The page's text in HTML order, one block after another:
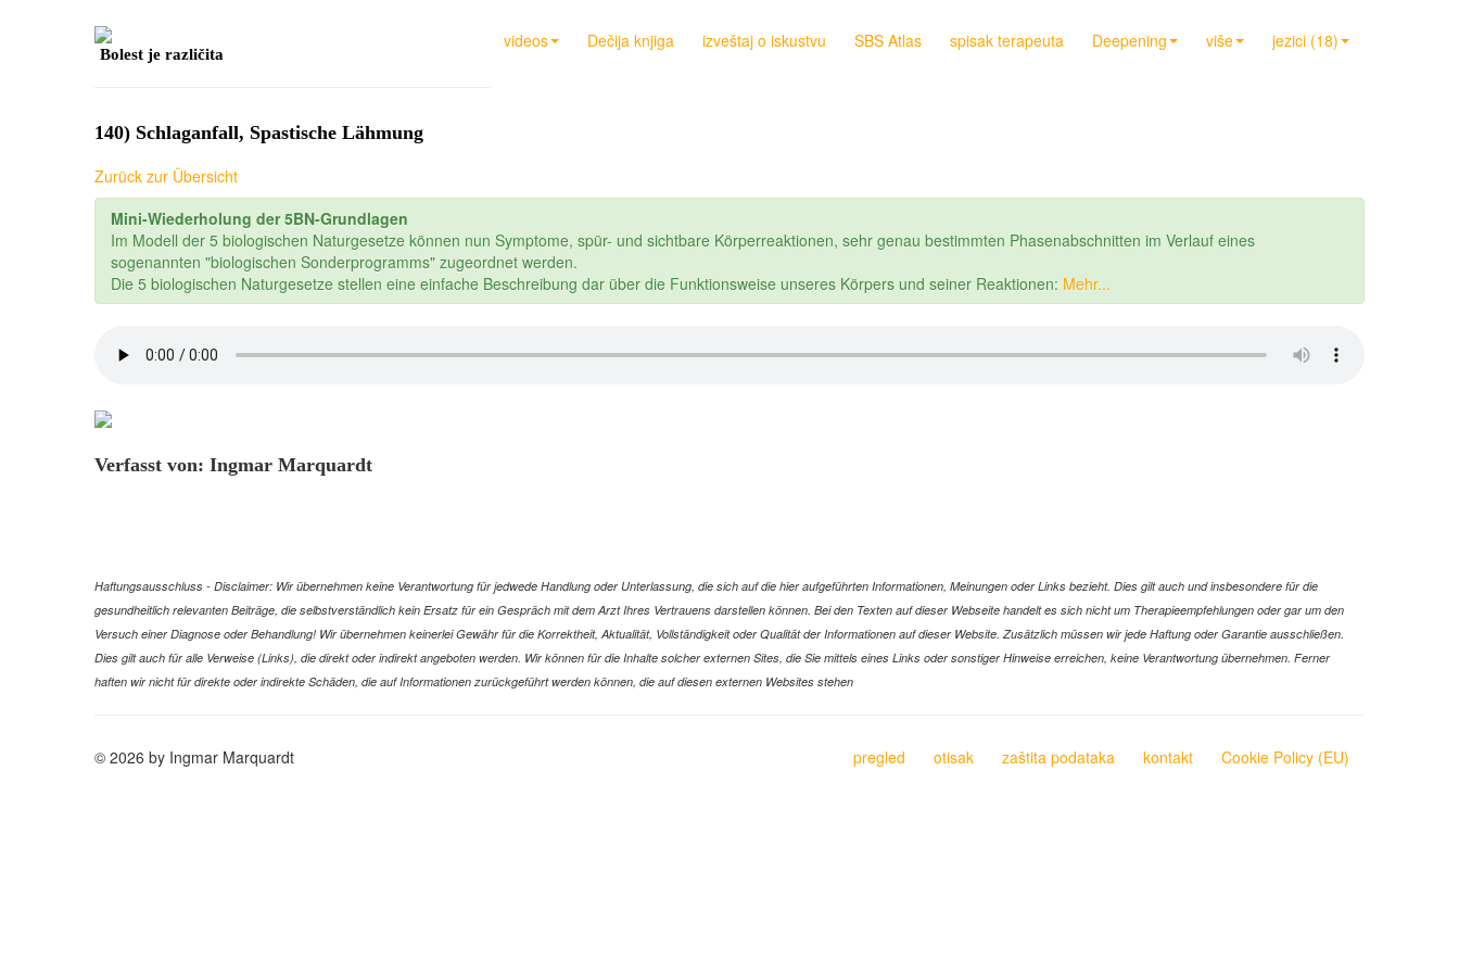
videos Dečija knjiga izveštaj o iskustvu SBS Atlas spisak terapeuta Deepening više jezici (18)
Bolest je različita
140) Schlaganfall, Spastische Lähmung
Zurück zur Übersicht
Mini-Wiederholung der 5BN-Grundlagen
Im Modell der 5 biologischen Naturgesetze können nun Symptome, spür- und sichtbare Körperreaktionen, sehr genau bestimmten Phasenabschnitten im Verlauf eines
sogenannten "biologischen Sonderprogramms" zugeordnet werden.
Die 5 biologischen Naturgesetze stellen eine einfache Beschreibung dar über die Funktionsweise unseres Körpers und seiner Reaktionen: Mehr...
Verfasst von: Ingmar Marquardt
Haftungsausschluss - Disclaimer: Wir übernehmen keine Verantwortung für jedwede Handlung oder Unterlassung, die sich auf die hier aufgeführten Informationen, Meinungen oder Links bezieht. Dies gilt auch und insbesondere für die
gesundheitlich relevanten Beiträge, die selbstverständlich kein Ersatz für ein Gespräch mit dem Arzt Ihres Vertrauens darstellen können. Bei den Texten auf dieser Webseite handelt es sich nicht um Therapieempfehlungen oder gar um den
Versuch einer Diagnose oder Behandlung! Wir übernehmen keinerlei Gewähr für die Korrektheit, Aktualität, Vollständigkeit oder Qualität der Informationen auf dieser Website. Zusätzlich müssen wir jede Haftung oder Garantie ausschließen.
Dies gilt auch für alle Verweise (Links), die direkt oder indirekt angeboten werden. Wir können für die Inhalte solcher externen Sites, die Sie mittels eines Links oder sonstiger Hinweise erreichen, keine Verantwortung übernehmen. Ferner
haften wir nicht für direkte oder indirekte Schäden, die auf Informationen zurückgeführt werden können, die auf diesen externen Websites stehen
© 2026 by Ingmar Marquardt pregled otisak zaštita podataka kontakt Cookie Policy (EU)